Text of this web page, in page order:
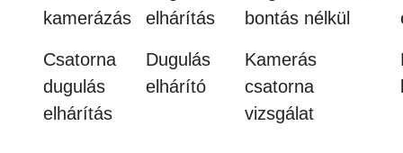
kamerázás
elhárítás
bontás nélkül
Csatorna
dugulás
elhárítás
Dugulás
elhárító
Kamerás
csatorna
vizsgálat